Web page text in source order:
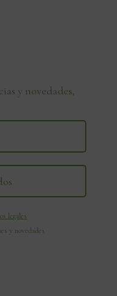
y novedades,
legales
y novedades